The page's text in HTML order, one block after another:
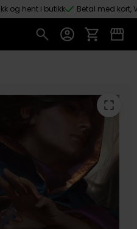
og hent i butikk Betal med kort,